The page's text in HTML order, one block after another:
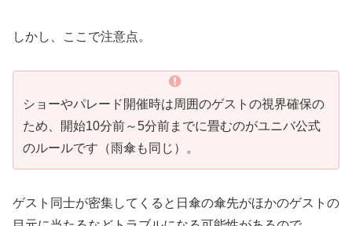
しかし、ここで注意点。
ショーやパレード開催時は周囲のゲストの視界確保の
ため、開始10分前～5分前までに畳むのがユニバ公式
のルールです（雨傘も同じ）。
ゲスト同士が密集してくると日傘の傘先がほかのゲストの